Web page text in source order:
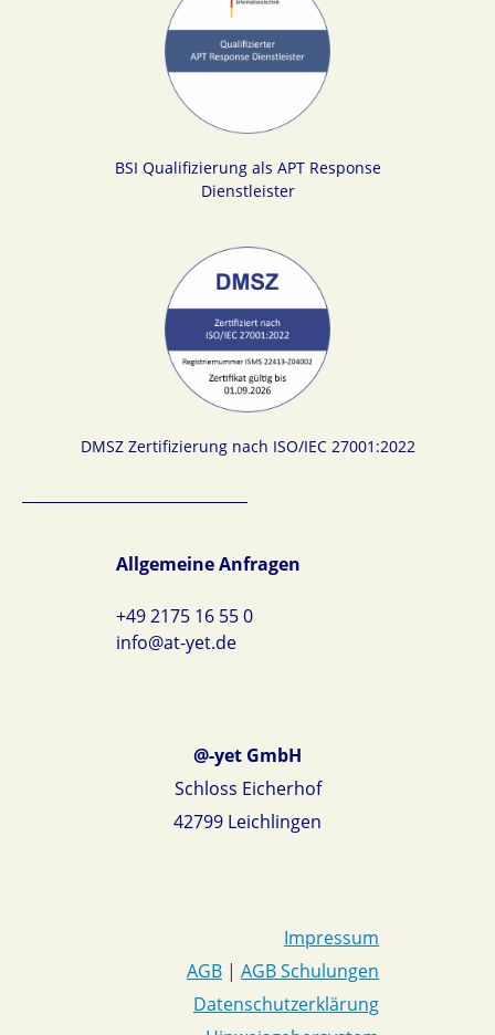
BSI Qualifizierung als APT Response
Dienstleister
DMSZ Zertifizierung nach ISO/IEC 27001:2022
Allgemeine Anfragen
+49 2175 16 55 0
info@at-yet.de
@-yet GmbH
Schloss Eicherhof
42799 Leichlingen
Impressum
AGB | AGB Schulungen
Datenschutzerklärung